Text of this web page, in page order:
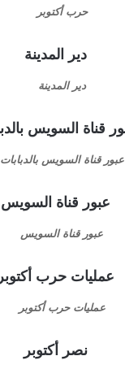
حرب أكتوبر
دير المدينة
عبور قناة السويس بالدبابات
عبور قناة السويس
عمليات حرب أكتوبر